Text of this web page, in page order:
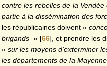
contre les rebelles de la
partie à la dissémination des
les républicaines doivent «
brigands » [66] , et prendre les
« sur les moyens d’exterminer
les départements de la